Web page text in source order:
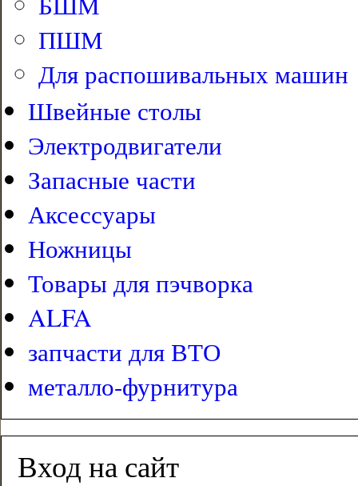
ПШМ
Для распошивальных машин
Швейные столы
Электродвигатели
Запасные части
Аксессуары
Ножницы
Товары для пэчворка
ALFA
запчасти для ВТО
металло-фурнитура
Вход на сайт